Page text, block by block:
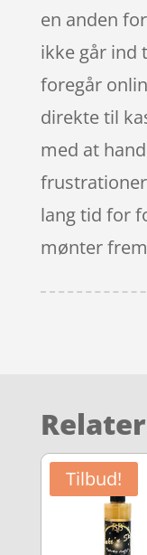
en anden
ikke går ind
foregår
direkte til
med at
lang tid for
mønter
Tilbud!